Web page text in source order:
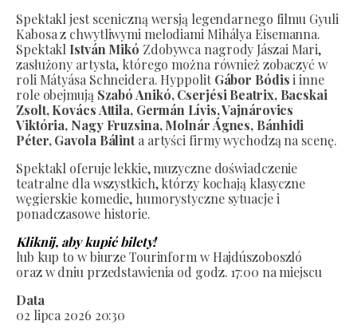
Spektakl jest sceniczną wersją legendarnego filmu Gyuli
Kabosa z chwytliwymi melodiami Mihálya Eisemanna.
Spektakl István Mikó Zdobywca nagrody Jászai Mari,
zasłużony artysta, którego można również zobaczyć w
roli Mátyása Schneidera. Hyppolit Gábor Bódisi inne
role obejmują Szabó Anikó, Cserjési Beatrix, Bacskai
Zsolt, Kovács Attila, Germán Lívis, Vajnárovics
Viktória, Nagy Fruzsina, Molnár Ágnes, Bánhidi
Péter, Gavola Bálinta artyści firmy wychodzą na scenę.
Spektakl oferuje lekkie, muzyczne doświadczenie
teatralne dla wszystkich, którzy kochają klasyczne
węgierskie komedie, humorystyczne sytuacje i
ponadczasowe historie.
Kliknij, aby kupić bilety!
lub kup to w biurze Tourinform w Hajdúszoboszló
oraz w dniu przedstawienia od godz. 17:00 na miejscu
Data
02 lipca 2026 20:30